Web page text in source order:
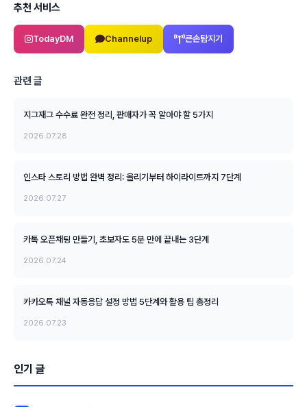
추천 서비스
TodayDM Channelup 큰손탐지기
관련 글
지그재그 수수료 완전 정리, 판매자가 꼭 알아야 할 5가지
2026.07.28
인스타 스토리 방법 완벽 정리: 올리기부터 하이라이트까지 7단계
2026.07.27
카톡 오픈채팅 만들기, 초보자도 5분 만에 끝내는 3단계
2026.07.24
카카오톡 채널 자동응답 설정 방법 5단계와 활용 팁 총정리
2026.07.23
인기 글